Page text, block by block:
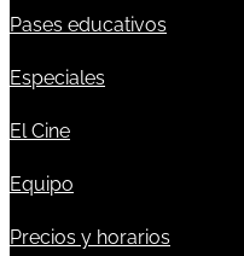
Pases educativos
Especiales
El Cine
Equipo
Precios y horarios